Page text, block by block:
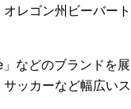
レゴン州ビーバート
などのブランドを展
ッカーなど幅広いス